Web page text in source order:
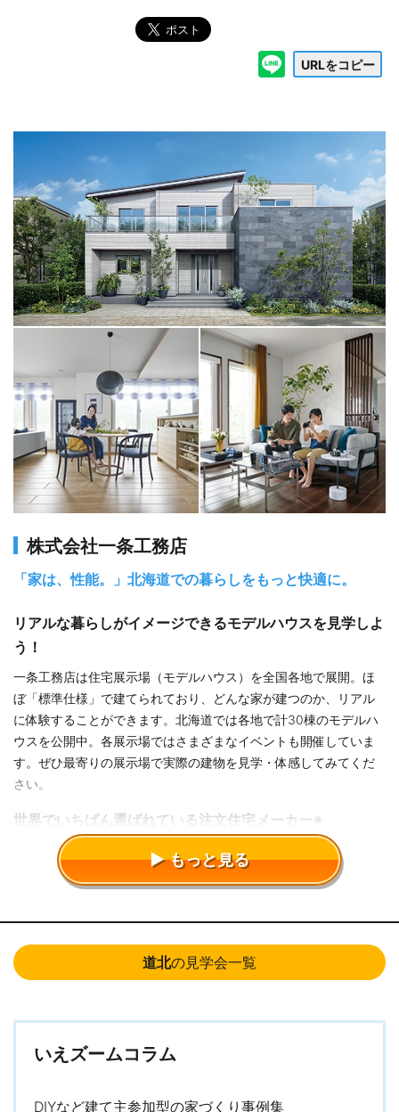
URLをコピー
株式会社一条工務店
「家は、性能。」北海道での暮らしをもっと快適に。
リアルな暮らしがイメージできるモデルハウスを見学しよ
う！
一条工務店は住宅展示場（モデルハウス）を全国各地で展開。ほ
ぼ「標準仕様」で建てられており、どんな家が建つのか、リアル
に体験することができます。北海道では各地で計30棟のモデルハ
ウスを公開中。各展示場ではさまざまなイベントも開催していま
す。ぜひ最寄りの展示場で実際の建物を見学・体感してみてくだ
さい。
世界でいちばん選ばれている注文住宅メーカー※
理想とする住まいを、納得価格で多くの方に提供していくことも
「家は、性能。」を掲げる上での大切なテーマとしてきた一条工
務店。その想いで続けてきた住まいづくりが多くのオーナーに支
す。 ※記録名｢最新年間で最も売れている注文住宅会社｣（認定対象
年：2023年）
ダントツの住宅性能・豊富なラインアップも魅力
超気密・超断熱性能と全館床暖房により、玄関や廊下、トイレや
もっと見る
道北の見学会一覧
いえズームコラム
DIYなど建て主参加型の家づくり事例集